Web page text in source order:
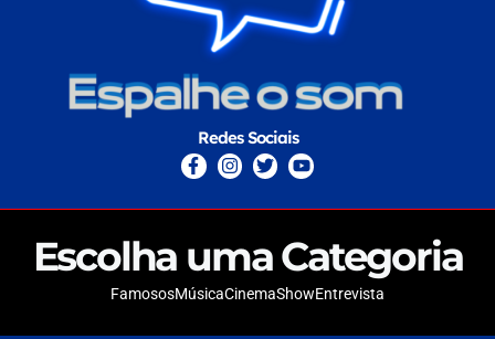
Redes Sociais
Escolha uma Categoria
FamososMúsicaCinemaShowEntrevista